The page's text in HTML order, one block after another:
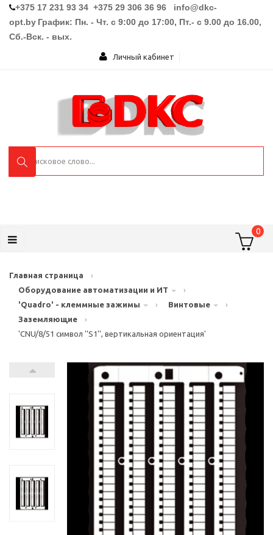
+375 17 231 93 34 +375 29 306 36 96 info@dkc-
opt.by График: Пн. - Чт. с 9:00 до 17:00, Пт.- с 9.00 до 16.00,
Сб.-Вск. - вых.
Личный кабинет
0
Главная страница
›
Оборудование автоматизации и ИТ
›
'Quadro' - клеммные зажимы
› Винтовые
›
Заземляющие
›
'CNU/8/51 символ ''S1'', вертикальная ориентация'